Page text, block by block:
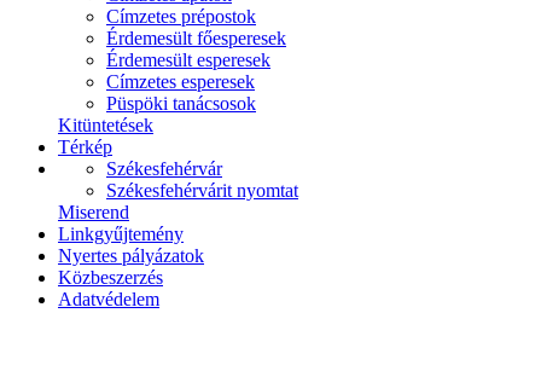
Címzetes prépostok
Érdemesült főesperesek
Érdemesült esperesek
Címzetes esperesek
Püspöki tanácsosok
Kitüntetések
Térkép
Székesfehérvár
Székesfehérvárit nyomtat
Miserend
Linkgyűjtemény
Nyertes pályázatok
Közbeszerzés
Adatvédelem